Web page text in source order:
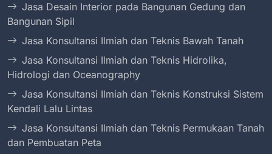
Jasa Desain Interior pada Bangunan Gedung dan
Bangunan Sipil
Jasa Konsultansi Ilmiah dan Teknis Bawah Tanah
Jasa Konsultansi Ilmiah dan Teknis Hidrolika,
Hidrologi dan Oceanography
Jasa Konsultansi Ilmiah dan Teknis Konstruksi Sistem
Kendali Lalu Lintas
Jasa Konsultansi Ilmiah dan Teknis Permukaan Tanah
dan Pembuatan Peta